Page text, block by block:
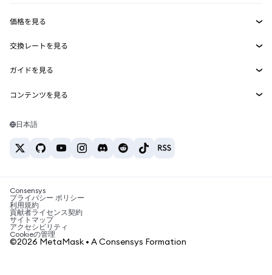
MetaMask Connect
Snaps
Web3サービス
セキュリティ
サポート
キャリア
お問い合わせ
価格を見る
イーサリアムの価格
Solanaの価格
Tetherの価格
交換レートを見る
ETH→USD
USDT→INR
BTC→INR
ETH→USDT
ガイドを見る
ETHの購入
USDTの購入
SHIBの購入
BNBの購入
コンテンツを見る
Solanaウォレット
税制関連ニュース
暗号資産の購入方法は？
ビットコインを売るには？
日本語
Consensys
プライバシー ポリシー
利用規約
貢献者ライセンス契約
サイトマップ
アクセシビリティ
Cookieの管理
©2026 MetaMask • A Consensys Formation